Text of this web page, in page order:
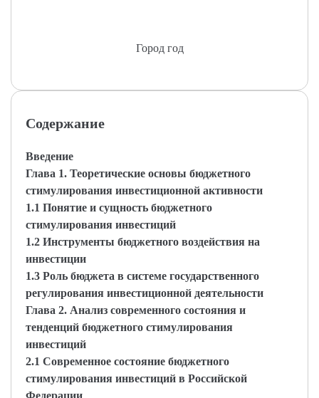
Город год
Содержание
Введение
Глава 1. Теоретические основы бюджетного
стимулирования инвестиционной активности
1.1 Понятие и сущность бюджетного
стимулирования инвестиций
1.2 Инструменты бюджетного воздействия на
инвестиции
1.3 Роль бюджета в системе государственного
регулирования инвестиционной деятельности
Глава 2. Анализ современного состояния и
тенденций бюджетного стимулирования
инвестиций
2.1 Современное состояние бюджетного
стимулирования инвестиций в Российской
Федерации